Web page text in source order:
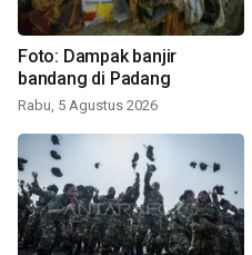
Foto: Dampak banjir
bandang di Padang
Rabu, 5 Agustus 2026